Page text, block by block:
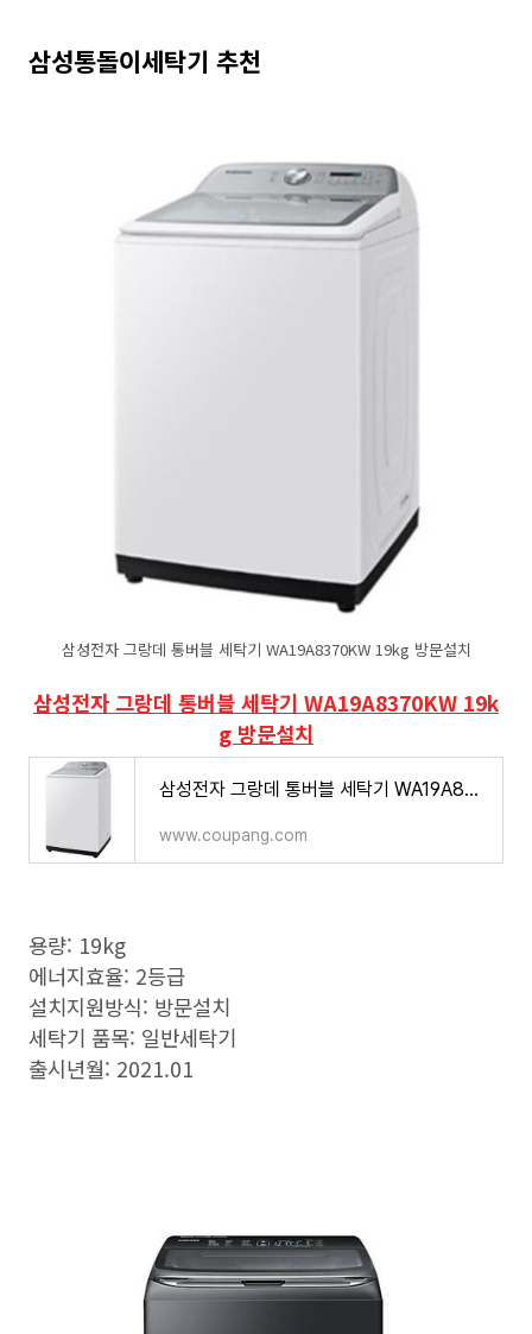
삼성통돌이세탁기 추천
삼성전자 그랑데 통버블 세탁기 WA19A8370KW 19kg 방문설치
삼성전자 그랑데 통버블 세탁기 WA19A8370KW 19k
g 방문설치
삼성전자 그랑데 통버블 세탁기 WA19A8370KW 19kg 방문설치
www.coupang.com
용량: 19kg
에너지효율: 2등급
설치지원방식: 방문설치
세탁기 품목: 일반세탁기
출시년월: 2021.01